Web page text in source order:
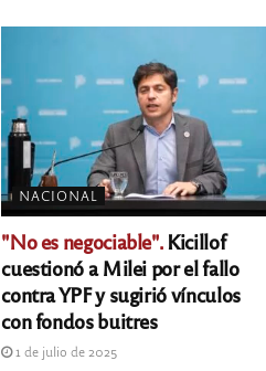
NACIONAL
"No es negociable".Kicillof
cuestionó a Milei por el fallo
contra YPF y sugirió vínculos
con fondos buitres
1 de julio de 2025